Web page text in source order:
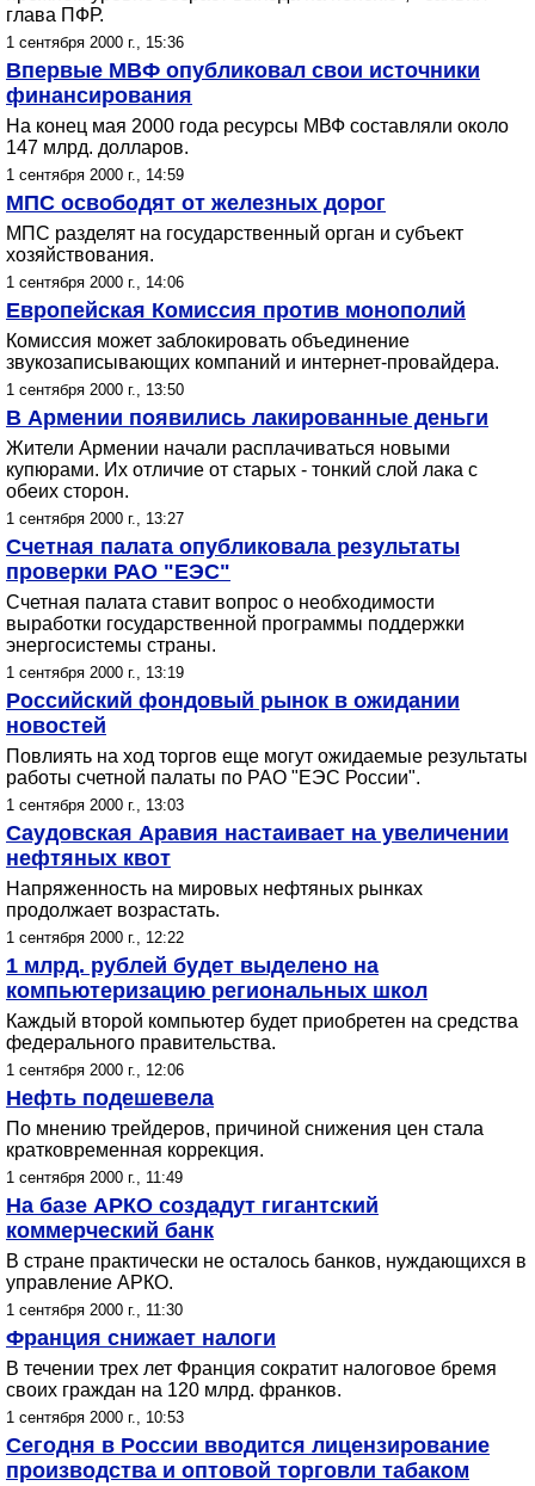
глава ПФР.
1 сентября 2000 г., 15:36
Впервые МВФ опубликовал свои источники
финансирования
На конец мая 2000 года ресурсы МВФ составляли около
147 млрд. долларов.
1 сентября 2000 г., 14:59
МПС освободят от железных дорог
МПС разделят на государственный орган и субъект
хозяйствования.
1 сентября 2000 г., 14:06
Европейская Комиссия против монополий
Комиссия может заблокировать объединение
звукозаписывающих компаний и интернет-провайдера.
1 сентября 2000 г., 13:50
В Армении появились лакированные деньги
Жители Армении начали расплачиваться новыми
купюрами. Их отличие от старых - тонкий слой лака с
обеих сторон.
1 сентября 2000 г., 13:27
Счетная палата опубликовала результаты
проверки РАО "ЕЭС"
Счетная палата ставит вопрос о необходимости
выработки государственной программы поддержки
энергосистемы страны.
1 сентября 2000 г., 13:19
Российский фондовый рынок в ожидании
новостей
Повлиять на ход торгов еще могут ожидаемые результаты
работы счетной палаты по РАО "ЕЭС России".
1 сентября 2000 г., 13:03
Саудовская Аравия настаивает на увеличении
нефтяных квот
Напряженность на мировых нефтяных рынках
продолжает возрастать.
1 сентября 2000 г., 12:22
1 млрд. рублей будет выделено на
компьютеризацию региональных школ
Каждый второй компьютер будет приобретен на средства
федерального правительства.
1 сентября 2000 г., 12:06
Нефть подешевела
По мнению трейдеров, причиной снижения цен стала
кратковременная коррекция.
1 сентября 2000 г., 11:49
На базе АРКО создадут гигантский
коммерческий банк
В стране практически не осталось банков, нуждающихся в
управление АРКО.
1 сентября 2000 г., 11:30
Франция снижает налоги
В течении трех лет Франция сократит налоговое бремя
своих граждан на 120 млрд. франков.
1 сентября 2000 г., 10:53
Сегодня в России вводится лицензирование
производства и оптовой торговли табаком